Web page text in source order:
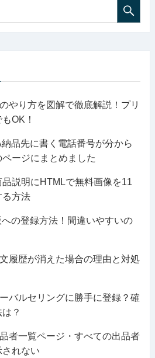
やり方を図解で徹底解説！プリ
OK！
品先に書く電話番号が分から
ージにまとめました
説明にHTMLで無料画像を11
る方法
の登録方法！間違いやすいの
履歴が消えた場合の理由と対処
バルセリングに勝手に登録？確
？
者一覧ページ・すべての出品者
されない